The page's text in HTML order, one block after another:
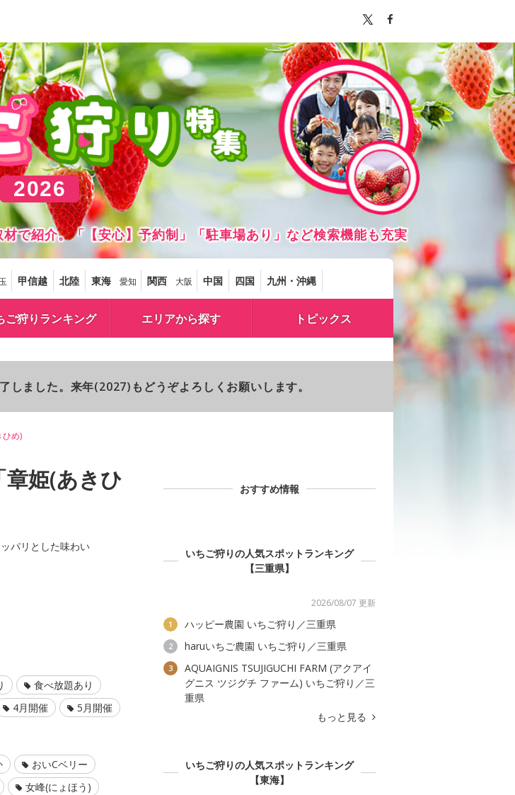
2026
で紹介。「【安心】予約制」「駐車場あり」など検索機能も充実
甲信越 北陸 東海 愛知 関西 大阪 中国 四国 九州・沖縄
ご狩りランキング エリアから探す トピックス
しました。来年(2027)もどうぞよろしくお願いします。
ひめ)
姫(あきひ
パリとした味わい
食べ放題あり
4月開催 5月開催
おいCベリー
女峰(にょほう)
おすすめ情報
いちご狩りの人気スポットランキング
【三重県】
2026/08/07 更新
1 ハッピー農園 いちご狩り／三重県
2 haruいちご農園 いちご狩り／三重県
3
AQUAIGNIS TSUJIGUCHI FARM (アクアイ
グニス ツジグチ ファーム) いちご狩り／三
重県
もっと見る
いちご狩りの人気スポットランキング
【東海】